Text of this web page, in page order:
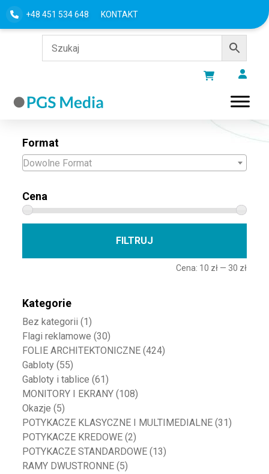
+48 451 534 648 KONTAKT
Filtru według
Format
Dowolne Format
Cena
FILTRUJ
Cena: 10 zł— 30 zł
Kategorie
Bez kategorii (1)
Flagi reklamowe (30)
FOLIE ARCHITEKTONICZNE (424)
Gabloty (55)
Gabloty i tablice (61)
MONITORY I EKRANY (108)
Okazje (5)
POTYKACZE KLASYCZNE I MULTIMEDIALNE (31)
POTYKACZE KREDOWE (2)
POTYKACZE STANDARDOWE (13)
RAMY DWUSTRONNE (5)